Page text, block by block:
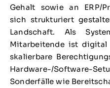
Gehalt sowie an ERP/
sich strukturiert
Landschaft. Als
Mitarbeitende ist digital
skalierbare
Hardware-/Software-
Sonderfälle wie